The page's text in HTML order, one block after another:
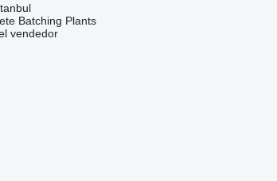
Batching Plants
vendedor